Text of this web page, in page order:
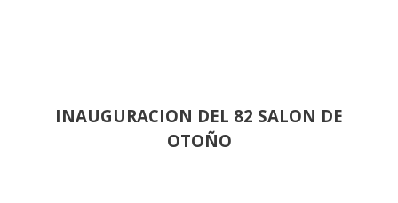
INAUGURACION DEL 82 SALON DE
OTOÑO